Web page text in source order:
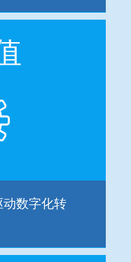
能驱动工
景设定，
值
数字化转